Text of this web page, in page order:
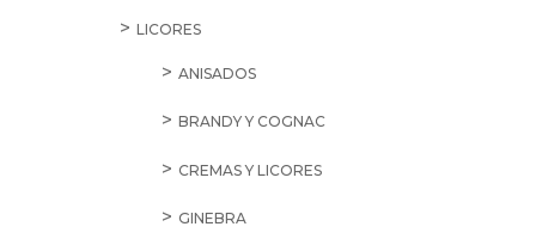
LICORES
ANISADOS
BRANDY Y COGNAC
CREMAS Y LICORES
GINEBRA